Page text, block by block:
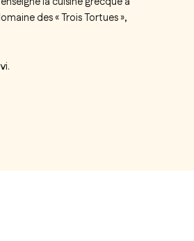
des « Trois Tortues »,